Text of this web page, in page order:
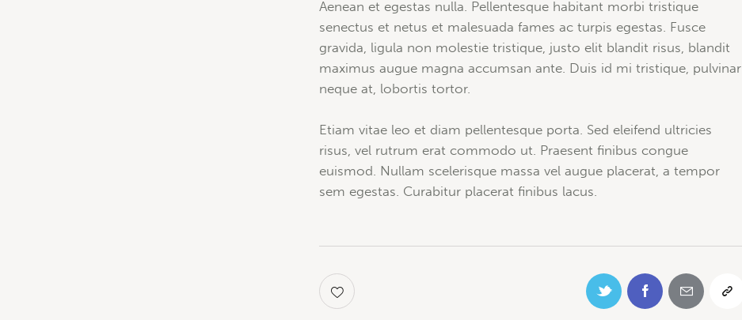
Aenean et egestas nulla. Pellentesque habitant morbi tristique
senectus et netus et malesuada fames ac turpis egestas. Fusce
gravida, ligula non molestie tristique, justo elit blandit risus, blandit
maximus augue magna accumsan ante. Duis id mi tristique, pulvinar
neque at, lobortis tortor.
Etiam vitae leo et diam pellentesque porta. Sed eleifend ultricies
risus, vel rutrum erat commodo ut. Praesent finibus congue
euismod. Nullam scelerisque massa vel augue placerat, a tempor
sem egestas. Curabitur placerat finibus lacus.